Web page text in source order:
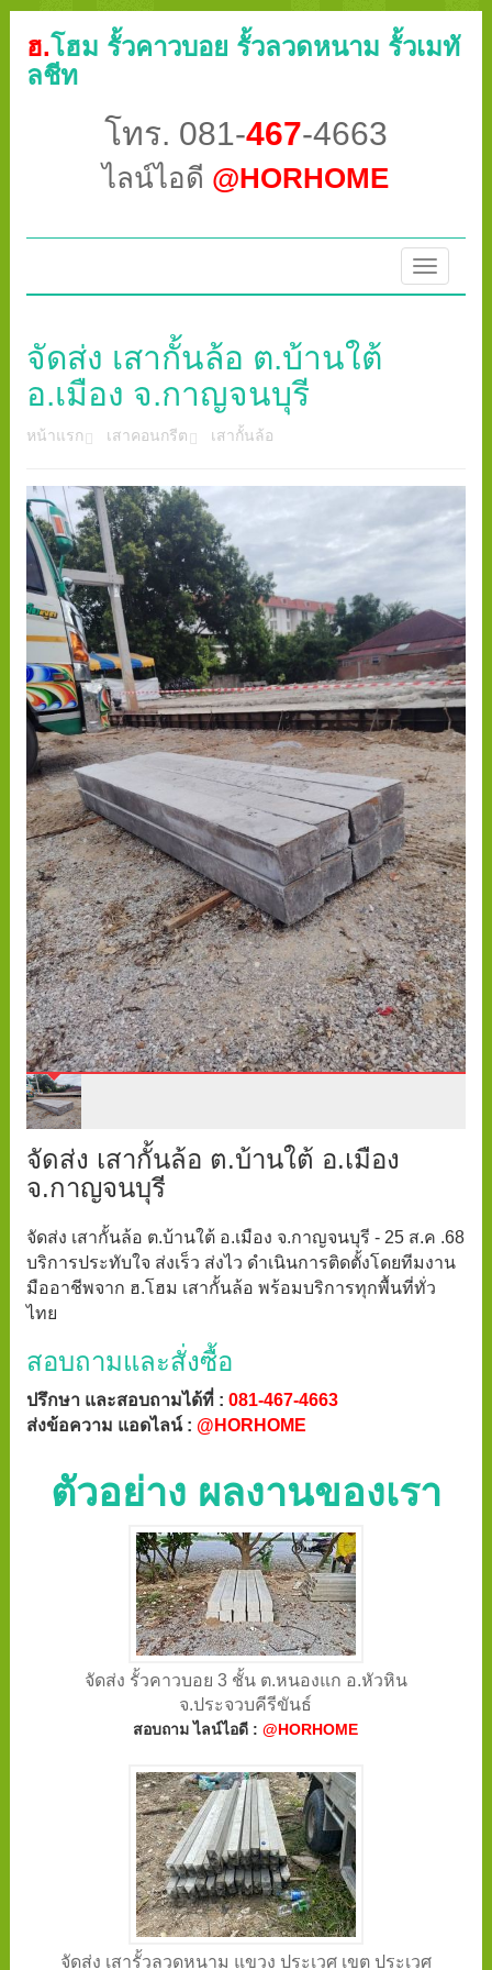
ฮ.โฮม รั้วคาวบอย รั้วลวดหนาม รั้วเมทั
ลชีท
โทร. 081-467-4663
ไลน์ไอดี @HORHOME
Toggle
จัดส่ง เสากั้นล้อ ต.บ้านใต้
อ.เมือง จ.กาญจนบุรี
หน้าแรก เสาคอนกรีต เสากั้นล้อ
จัดส่ง เสากั้นล้อ ต.บ้านใต้ อ.เมือง
จ.กาญจนบุรี
จัดส่ง เสากั้นล้อ ต.บ้านใต้ อ.เมือง จ.กาญจนบุรี - 25 ส.ค .68
บริการประทับใจ ส่งเร็ว ส่งไว ดำเนินการติดตั้งโดยทีมงาน
มืออาชีพจาก ฮ.โฮม เสากั้นล้อ พร้อมบริการทุกพื้นที่ทั่ว
ไทย
สอบถามและสั่งซื้อ
ปรึกษา และสอบถามได้ที่ : 081-467-4663
ส่งข้อความ แอดไลน์ : @HORHOME
ตัวอย่าง ผลงานของเรา
จัดส่ง รั้วคาวบอย 3 ชั้น ต.หนองแก อ.หัวหิน
จ.ประจวบคีรีขันธ์
สอบถาม ไลน์ไอดี :@HORHOME
จัดส่ง เสารั้วลวดหนาม แขวง ประเวศ เขต ประเวศ